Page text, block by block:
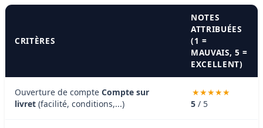
CRITÈRES
NOTES
ATTRIBUÉES
(1 =
MAUVAIS, 5 =
EXCELLENT)
Ouverture de compte Compte sur
livret (facilité, conditions,...) 5 / 5